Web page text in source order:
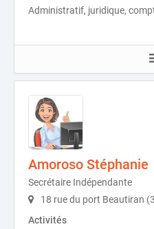
Administratif, juridique,
Amoroso Stéphanie
Secrétaire Indépendante
18 rue du port Beautiran
Activités